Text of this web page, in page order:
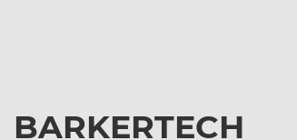
BARKERTECH